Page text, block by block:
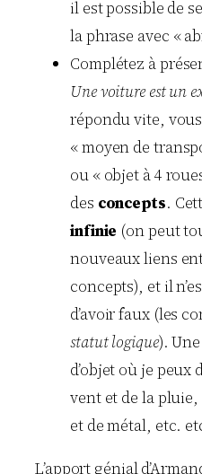
il est possible de
la phrase avec «
Complétez à
Une voiture est un
répondu vite,
« moyen de
ou « objet à 4
des concepts.
infinie (on peut
nouveaux liens
concepts), et il
d’avoir faux (les
statut logique).
d’objet où je peux
vent et de la
et de métal, etc.
L’apport génial